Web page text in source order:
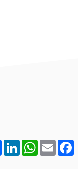
Share LinkedInWhatsApp
Email